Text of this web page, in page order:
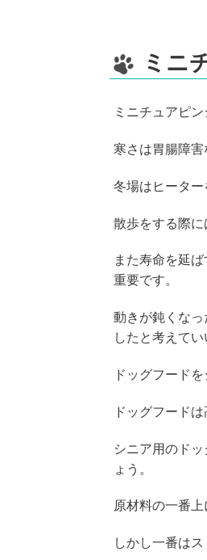
ミニ
ミニチュアピ
寒さは胃腸障害
冬場はヒーター
散歩をする際に
また寿命を延
重要です。
動きが鈍くな
したと考えてい
ドッグフード
ドッグフード
シニア用のド
ょう。
原材料の一番
しかし一番は